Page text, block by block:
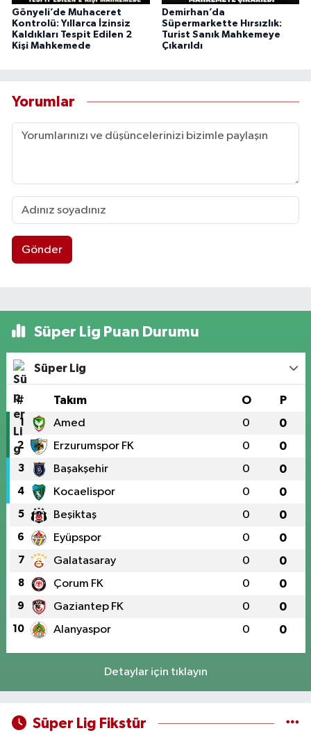
Gönyeli’de Muhaceret
Kontrolü: Yıllarca İzinsiz
Kaldıkları Tespit Edilen 2
Kişi Mahkemede
Demirhan’da
Süpermarkette Hırsızlık:
Turist Sanık Mahkemeye
Çıkarıldı
Yorumlar
Gönder
Süper Lig Puan Durumu
Süper Lig
# Takım O P
1 Amed 0 0
2 Erzurumspor FK 0 0
3 Başakşehir 0 0
4 Kocaelispor 0 0
5 Beşiktaş 0 0
6 Eyüpspor 0 0
7 Galatasaray 0 0
8 Çorum FK 0 0
9 Gaziantep FK 0 0
10 Alanyaspor 0 0
Detaylar için tıklayın
Süper Lig Fikstür